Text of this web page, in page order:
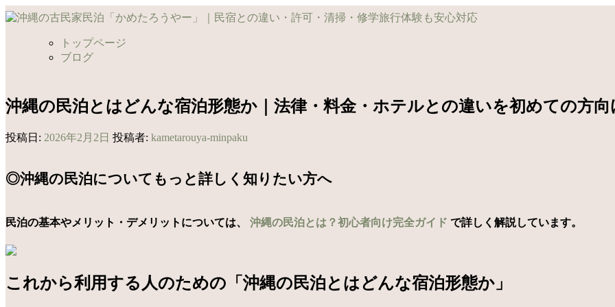
コ
ン
ス
キ
プ
トップページ
ブログ
沖縄の民泊とはどんな宿泊形態か｜法律・料金・ホテルとの違いを初めての方向
投稿日: 2026年2月2日 投稿者: kametarouya-minpaku
◎沖縄の民泊についてもっと詳しく知りたい方へ
民泊の基本やメリット・デメリットについては、 沖縄の民泊とは？初心者向け完全ガイド で詳しく解説しています。
これから利用する人のための「沖縄の民泊とはどんな宿泊形態か」